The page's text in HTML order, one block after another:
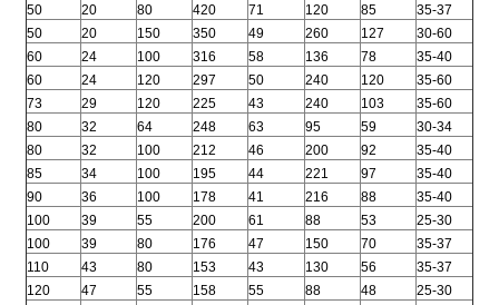
50
20 80 420 71 120 85
35-37
50
20 150 350 49 260 127
30-60
60
24 100 316 58 136 78
35-40
60
24 120 297 50 240 120
35-60
73
29 120 225 43 240 103
35-60
80
32 64 248 63 95 59
30-34
80
32 100 212 46 200 92
35-40
85
34 100 195 44 221 97
35-40
90
36 100 178 41 216 88
35-40
100
39 55 200 61 88 53
25-30
100
39 80 176 47 150 70
35-37
110
43 80 153 43 130 56
35-37
120
47 55 158 55 88 48
25-30